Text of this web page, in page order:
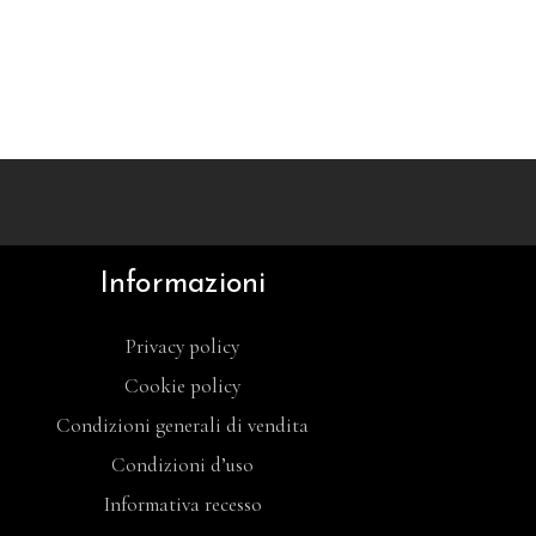
Informazioni
Privacy policy
Cookie policy
Condizioni generali di vendita
Condizioni d’uso
Informativa recesso